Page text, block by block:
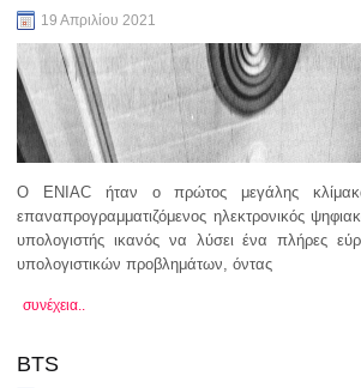
19 Απριλίου 2021
O ENIAC ήταν ο πρώτος μεγάλης
επαναπρογραμματιζόμενος ηλεκτρονικός
υπολογιστής ικανός να λύσει ένα πλήρες
υπολογιστικών προβλημάτων, όντας
συνέχεια..
BTS